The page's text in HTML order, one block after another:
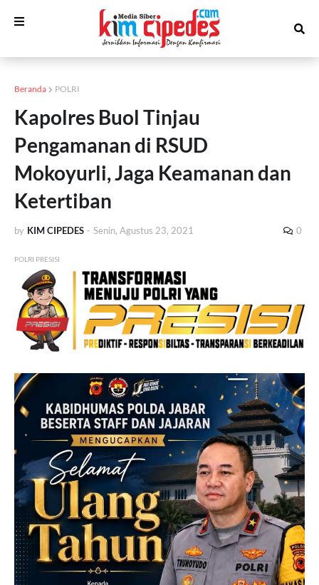
Beranda POLRI
Kapolres Buol Tinjau
Pengamanan di RSUD
Mokoyurli, Jaga Keamanan dan
Ketertiban
by KIM CIPEDES - Senin, Agustus 23, 2021 0
POLRI PRESISI